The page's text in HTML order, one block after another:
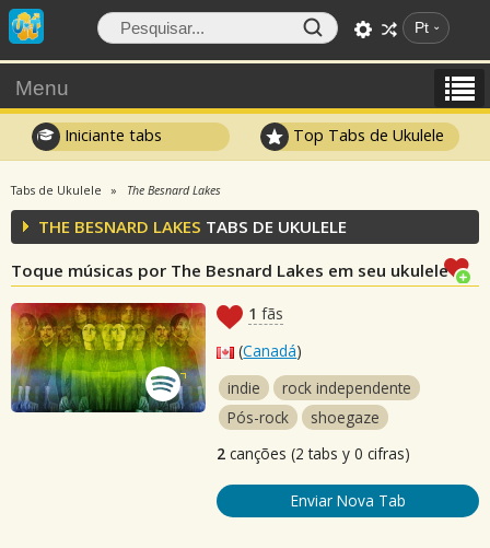
Pt
Menu
Iniciante tabs Top Tabs de Ukulele
Tabs de Ukulele The Besnard Lakes
THE BESNARD LAKES TABS DE UKULELE
Toque músicas por The Besnard Lakes em seu ukulele
1 fãs
(Canadá)
indie
rock independente
Pós-rock
shoegaze
2 canções (2 tabs y 0 cifras)
Enviar Nova Tab